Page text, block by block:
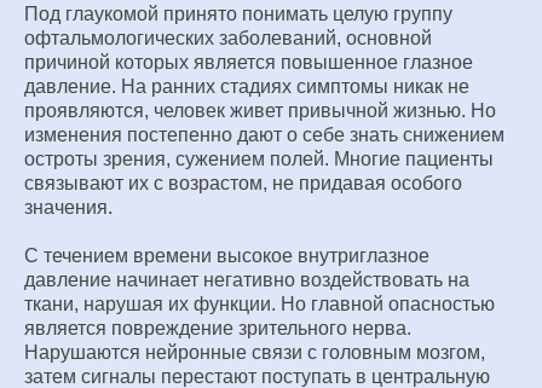
Под глаукомой принято понимать целую группу
офтальмологических заболеваний, основной
причиной которых является повышенное глазное
давление. На ранних стадиях симптомы никак не
проявляются, человек живет привычной жизнью. Но
изменения постепенно дают о себе знать снижением
остроты зрения, сужением полей. Многие пациенты
связывают их с возрастом, не придавая особого
значения.
С течением времени высокое внутриглазное
давление начинает негативно воздействовать на
ткани, нарушая их функции. Но главной опасностью
является повреждение зрительного нерва.
Нарушаются нейронные связи с головным мозгом,
затем сигналы перестают поступать в центральную